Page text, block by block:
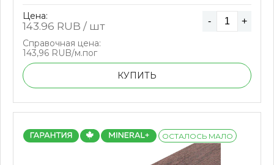
Цена:
143.96 RUB / шт - +
Справочная цена:
143,96 RUB/м.пог
КУПИТЬ
ОСТАЛОСЬ МАЛО